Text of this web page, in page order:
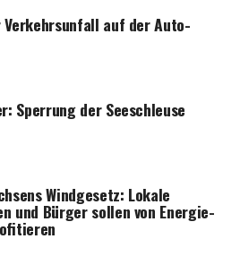
Ver­kehrs­un­fall auf der Auto­
Sper­rung der Seeschleuse
Wind­ge­setz: Loka­le
und Bür­ger sol­len von Ener­gie­